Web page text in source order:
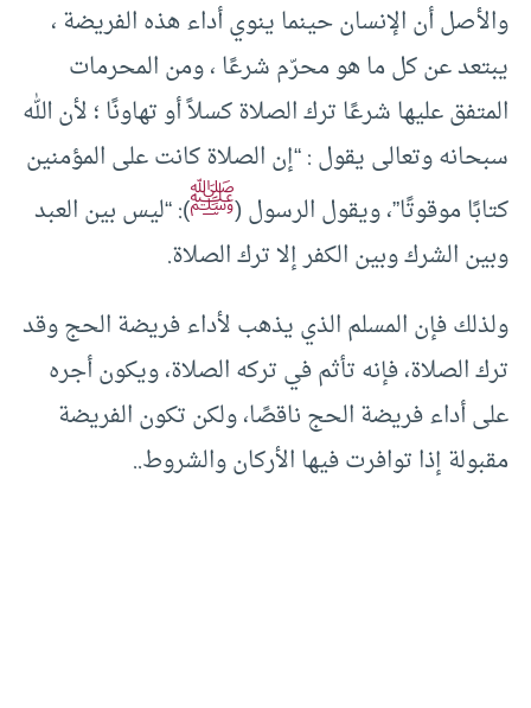
والأصل أن الإنسان حينما ينوي أداء هذه الفريضة ،
يبتعد عن كل ما هو محرّم شرعًا ، ومن المحرمات
المتفق عليها شرعًا ترك الصلاة كسلاً أو تهاونًا ؛ لأن الله
سبحانه وتعالى يقول : “إن الصلاة كانت على المؤمنين
كتابًا موقوتًا”، ويقول الرسول (ﷺ): “ليس بين العبد
وبين الشرك وبين الكفر إلا ترك الصلاة.
ولذلك فإن المسلم الذي يذهب لأداء فريضة الحج وقد
ترك الصلاة، فإنه تأثم في تركه الصلاة، ويكون أجره
على أداء فريضة الحج ناقصًا، ولكن تكون الفريضة
مقبولة إذا توافرت فيها الأركان والشروط..